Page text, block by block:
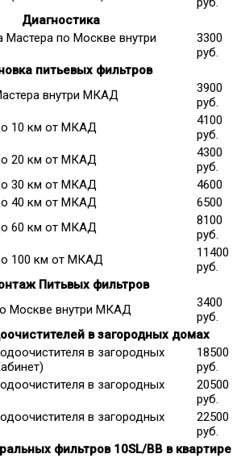
Диагностика
по Москве внутри
3300
руб.
питьевых фильтров
внутри МКАД
3900
руб.
10 км от МКАД
4100
руб.
20 км от МКАД
4300
руб.
30 км от МКАД
4600
40 км от МКАД
6500
60 км от МКАД
8100
руб.
100 км от МКАД
11400
руб.
Питьвых фильтров
Москве внутри МКАД
3400
руб.
в загородных домах
в загородных
18500
руб.
в загородных
20500
руб.
в загородных
22500
руб.
фильтров 10SL/ВВ в квартире